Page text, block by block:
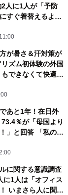
人に1人が「予防
すぐ着替えるよう
ューノーマル時代
クスモードのスイ
が暑さ＆汗対策が
ズム初体験の外国
できなくて快適！
い！』
あと1年！在日外
％が「母国より
」と回答 「私の知
超えている」 約
ら夏の服装が変
に関する意識調査
に1人は「オフィス
いまさら人に聞け